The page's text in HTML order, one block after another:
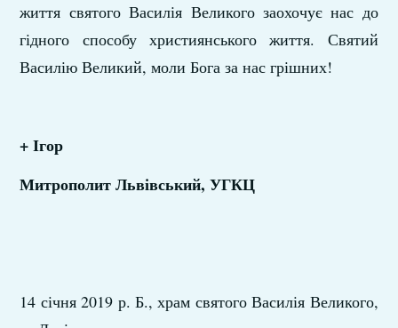
життя святого Василія Великого заохочує нас до
гідного способу християнського життя. Святий
Василію Великий, моли Бога за нас грішних!
+ Ігор
Митрополит Львівський, УГКЦ
14 січня 2019 р. Б., храм святого Василія Великого,